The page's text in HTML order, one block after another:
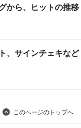
から、ヒットの推移
、サインチェキなど
このページのトップへ